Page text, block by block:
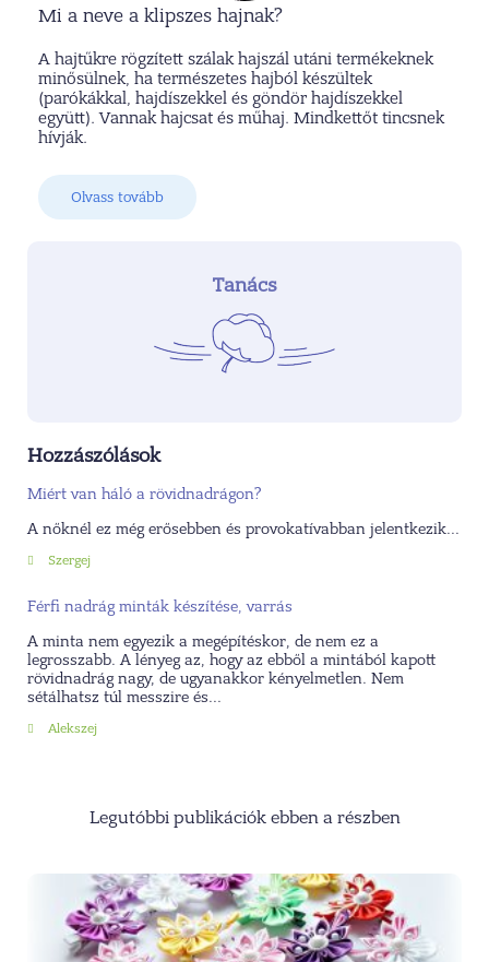
Mi a neve a klipszes hajnak?
A hajtűkre rögzített szálak hajszál utáni termékeknek
minősülnek, ha természetes hajból készültek
(parókákkal, hajdíszekkel és göndör hajdíszekkel
együtt). Vannak hajcsat és műhaj. Mindkettőt tincsnek
hívják.
Olvass tovább
Tanács
Hozzászólások
Miért van háló a rövidnadrágon?
A nőknél ez még erősebben és provokatívabban jelentkezik...
Szergej
Férfi nadrág minták készítése, varrás
A minta nem egyezik a megépítéskor, de nem ez a
legrosszabb. A lényeg az, hogy az ebből a mintából kapott
rövidnadrág nagy, de ugyanakkor kényelmetlen. Nem
sétálhatsz túl messzire és...
Alekszej
Legutóbbi publikációk ebben a részben